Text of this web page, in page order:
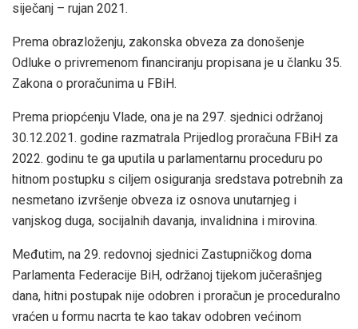
siječanj – rujan 2021.
Prema obrazloženju, zakonska obveza za donošenje
Odluke o privremenom financiranju propisana je u članku 35.
Zakona o proračunima u FBiH.
Prema priopćenju Vlade, ona je na 297. sjednici održanoj
30.12.2021. godine razmatrala Prijedlog proračuna FBiH za
2022. godinu te ga uputila u parlamentarnu proceduru po
hitnom postupku s ciljem osiguranja sredstava potrebnih za
nesmetano izvršenje obveza iz osnova unutarnjeg i
vanjskog duga, socijalnih davanja, invalidnina i mirovina.
Međutim, na 29. redovnoj sjednici Zastupničkog doma
Parlamenta Federacije BiH, održanoj tijekom jučerašnjeg
dana, hitni postupak nije odobren i proračun je proceduralno
vraćen u formu nacrta te kao takav odobren većinom